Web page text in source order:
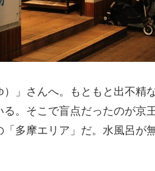
」さんへ。もともと出不精
。そこで盲点だったのが京
多摩エリア」だ。水風呂が